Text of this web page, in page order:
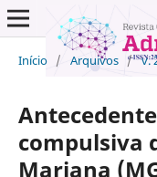
Início / Arquivos / v.
compulsiva
Mariana